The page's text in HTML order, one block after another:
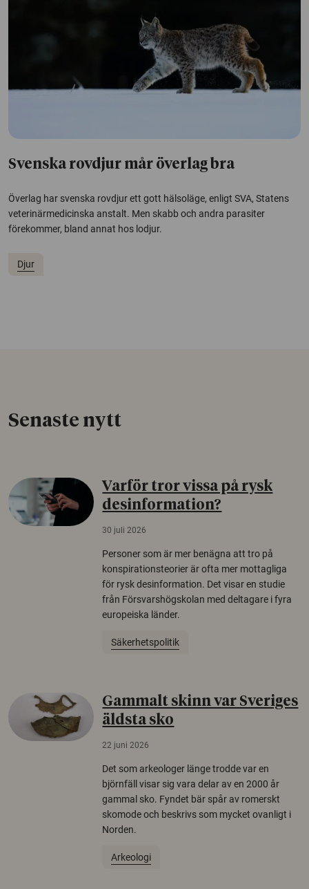
Svenska rovdjur mår överlag bra
Överlag har svenska rovdjur ett gott hälsoläge, enligt SVA, Statens
veterinärmedicinska anstalt. Men skabb och andra parasiter
förekommer, bland annat hos lodjur.
Djur
Senaste nytt
Varför tror vissa på rysk
desinformation?
30 juli 2026
Personer som är mer benägna att tro på
konspirationsteorier är ofta mer mottagliga
för rysk desinformation. Det visar en studie
från Försvarshögskolan med deltagare i fyra
europeiska länder.
Säkerhetspolitik
Gammalt skinn var Sveriges
äldsta sko
22 juni 2026
Det som arkeologer länge trodde var en
björnfäll visar sig vara delar av en 2000 år
gammal sko. Fyndet bär spår av romerskt
skomode och beskrivs som mycket ovanligt i
Norden.
Arkeologi